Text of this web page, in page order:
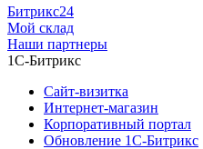
Битрикс24
Мой склад
Наши партнеры
1С-Битрикс
Сайт-визитка
Интернет-магазин
Корпоративный портал
Обновление 1С-Битрикс